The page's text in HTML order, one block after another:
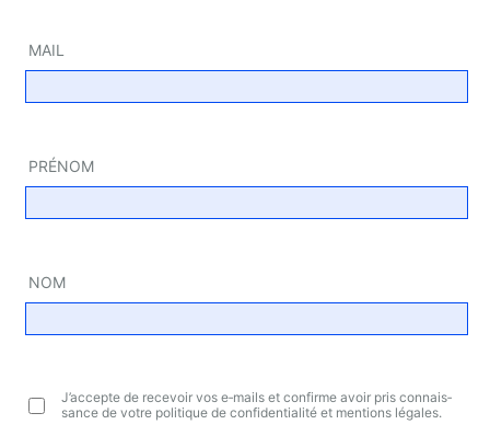
MAIL
PRÉ­NOM
NOM
J’ac­cepte de rece­voir vos e‑mails et confirme avoir pris connais­
sance de votre poli­tique de confi­den­tia­li­té et men­tions légales.